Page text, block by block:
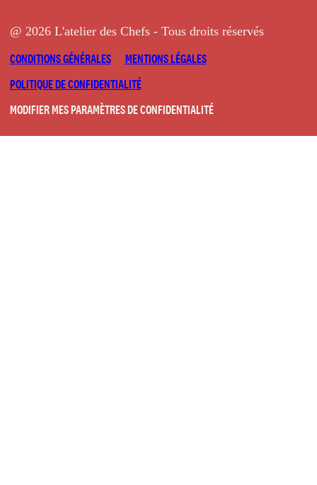
@ 2026 L'atelier des Chefs - Tous droits réservés
CONDITIONS GÉNÉRALES
MENTIONS LÉGALES
POLITIQUE DE CONFIDENTIALITÉ
MODIFIER MES PARAMÈTRES DE CONFIDENTIALITÉ